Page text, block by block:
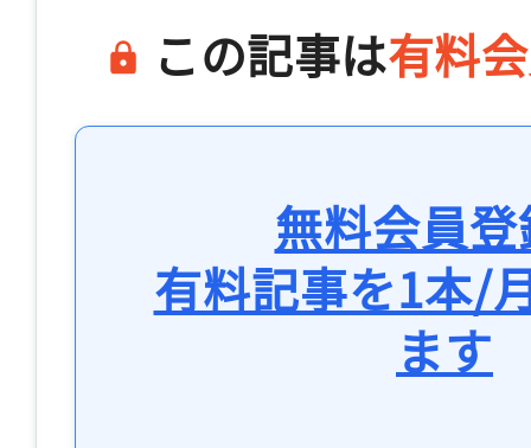
この記事は有料
無料会員
有料記事を1本/
ます